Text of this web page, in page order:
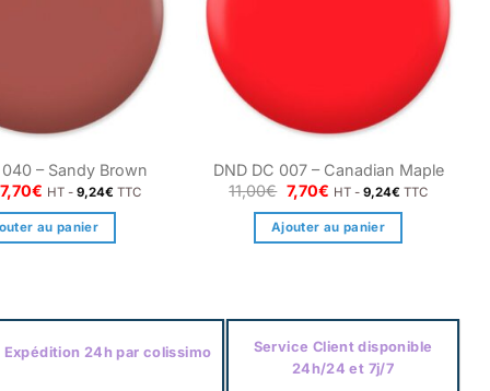
– Sandy Brown
:
7,70€Le
actuel
est :
HT - 9,24€ TTC
au panier
DND DC 007 – Canadian Maple
11,00€ Le
prix
initial
était :
7,70€Le
actuel
est :
HT - 9,24€ TTC
Ajouter au panier
Expédition 24h par colissimo
Service Client disponible
24h/24 et 7j/7